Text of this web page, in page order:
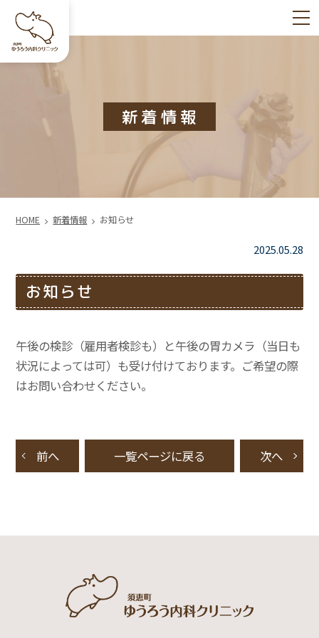
新着情報
HOME 新着情報 お知らせ
2025.05.28
お知らせ
午後の検診（雇用者検診も）と午後の胃カメラ（当日も
状況によっては可）も受け付けております。ご希望の際
はお問い合わせください。
前へ 一覧ページに戻る 次へ